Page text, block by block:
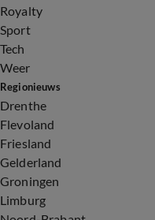
Royalty
Sport
Tech
Weer
Regionieuws
Drenthe
Flevoland
Friesland
Gelderland
Groningen
Limburg